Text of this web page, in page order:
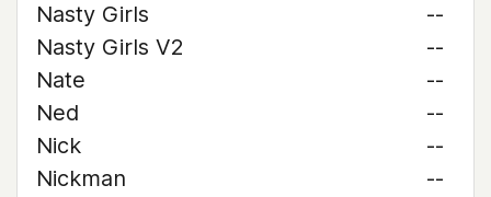
Nasty Girls
--
Nasty Girls V2
--
Nate
--
Ned
--
Nick
--
Nickman
--